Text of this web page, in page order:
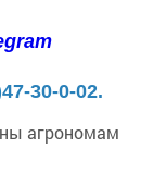
30-0-02.